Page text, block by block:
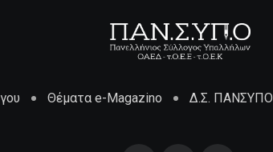
Θέματα e-Magazino Δ.Σ. ΠΑΝΣΥΠΟ